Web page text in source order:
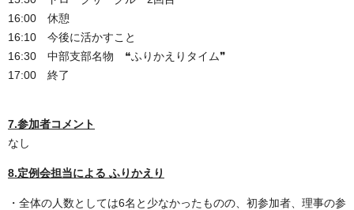
16:00 休憩
16:10 今後に活かすこと
16:30 中部支部名物 ❝ふりかえりタイム❞
17:00 終了
7.参加者コメント
なし
8.定例会担当による ふりかえり
・全体の人数としては6名と少なかったものの、初参加者、理事の参